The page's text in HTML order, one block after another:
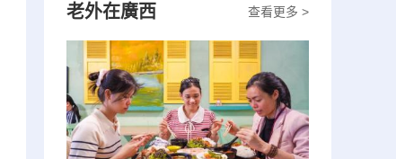
查看更多 >
老外在廣西